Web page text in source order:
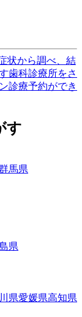
状から調べ、結
歯科診療所をさ
診療予約ができ
す
馬県
県
県愛媛県高知県